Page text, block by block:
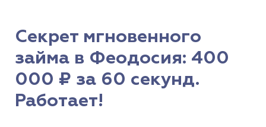
Секрет мгновенного
займа в Феодосия: 400
000 ₽ за 60 секунд.
Работает!